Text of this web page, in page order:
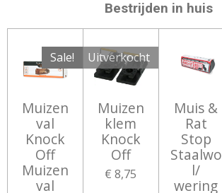
Bestrijden in huis
Sale!
Muizen
val
Knock
Off
Muizen
val
Uitverkocht
Muizen
klem
Knock
Off
€ 8,75
Muis &
Rat
Stop
Staalwo
l/
wering